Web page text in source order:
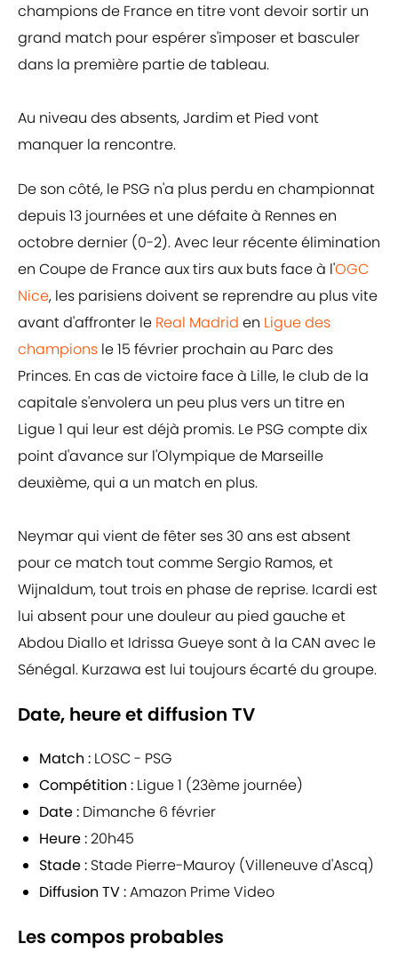
champions de France en titre vont devoir sortir un
grand match pour espérer s'imposer et basculer
dans la première partie de tableau.
Au niveau des absents, Jardim et Pied vont
manquer la rencontre.
De son côté, le PSG n'a plus perdu en championnat
depuis 13 journées et une défaite à Rennes en
octobre dernier (0-2). Avec leur récente élimination
en Coupe de France aux tirs aux buts face à l'OGC
Nice, les parisiens doivent se reprendre au plus vite
avant d'affronter le Real Madrid en Ligue des
champions le 15 février prochain au Parc des
Princes. En cas de victoire face à Lille, le club de la
capitale s'envolera un peu plus vers un titre en
Ligue 1 qui leur est déjà promis. Le PSG compte dix
point d'avance sur l'Olympique de Marseille
deuxième, qui a un match en plus.
Neymar qui vient de fêter ses 30 ans est absent
pour ce match tout comme Sergio Ramos, et
Wijnaldum, tout trois en phase de reprise. Icardi est
lui absent pour une douleur au pied gauche et
Abdou Diallo et Idrissa Gueye sont à la CAN avec le
Sénégal. Kurzawa est lui toujours écarté du groupe.
Date, heure et diffusion TV
Match : LOSC - PSG
Compétition : Ligue 1 (23ème journée)
Date : Dimanche 6 février
Heure :20h45
Stade : Stade Pierre-Mauroy (Villeneuve d'Ascq)
Diffusion TV :Amazon Prime Video
Les compos probables